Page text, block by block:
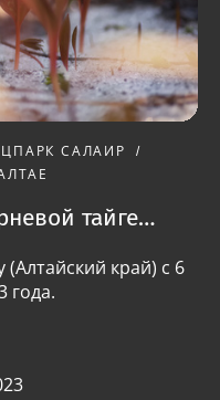
САЛАИР
тайге…
(Алтайский край) с 6
года.